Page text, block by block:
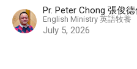
Pr. Peter Chong 張俊
English Ministry 英語牧養
July 5, 2026